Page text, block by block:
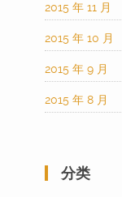
2015 年 11 月
2015 年 10 月
2015 年 9 月
2015 年 8 月
分类